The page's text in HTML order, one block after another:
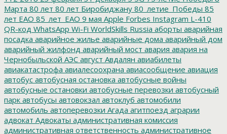
Марта 80 лет 80 лет Биробиджану 80_летие_Победы 85
лет ЕАО 85_лет_ЕАО 9 мая Apple Forbes Instagram L-410
QR-код WhatsApp Wi-Fi WorldSkills Russia аборты аварийная
посадка аварийное жилье аварийные дома аварийный дом
аварийный жилфонд аварийный мост авария авария на
Чернобыльской АЭС август Авдалян авиабилеты
авиакатастрофа авиалесоохрана авиасообщение авиация
автобус автобусная остановка автобусные войны
автобусные остановки автобусные перевозки автобусный
парк автобусы автовокзал автоклуб автомобили
автомобиль автоперевозки Агада агитпоезд аграрии
адвокат Адвокаты административная комиссия
административная ответственность административное